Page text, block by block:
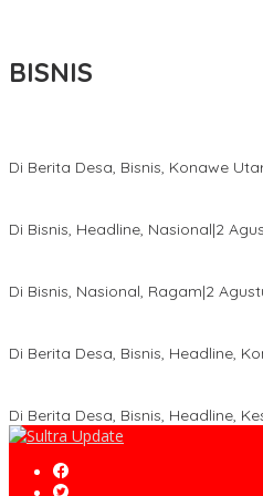
BISNIS
Di Berita Desa, Bisnis, Konawe
Di Bisnis, Headline, Nasional|2
Di Bisnis, Nasional, Ragam|2
Di Berita Desa, Bisnis, Headline,
Di Berita Desa, Bisnis, Headline,